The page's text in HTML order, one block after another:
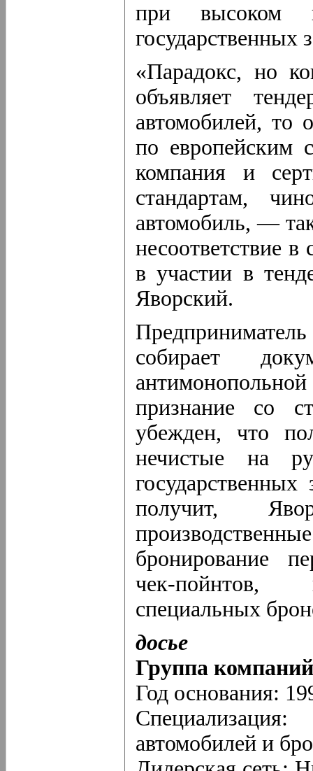
при высоком
государственных
«Парадокс, но
объявляет
автомобилей, то
по европейским
компания и
стандартам,
автомобиль, —
несоответствие
в участии в
Яворский.
собирает
признание со
убежден, что
нечистые на
получит,
бронирование
чек-пойнтов,
специальных
досье
Группа
Год основания:
автомобилей и